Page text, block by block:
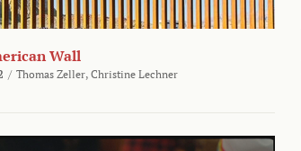
Wall
/ Thomas Zeller, Christine Lechner